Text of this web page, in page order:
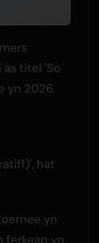
as titel 'So
yn 2026.
hat
yn
ferkeap yn